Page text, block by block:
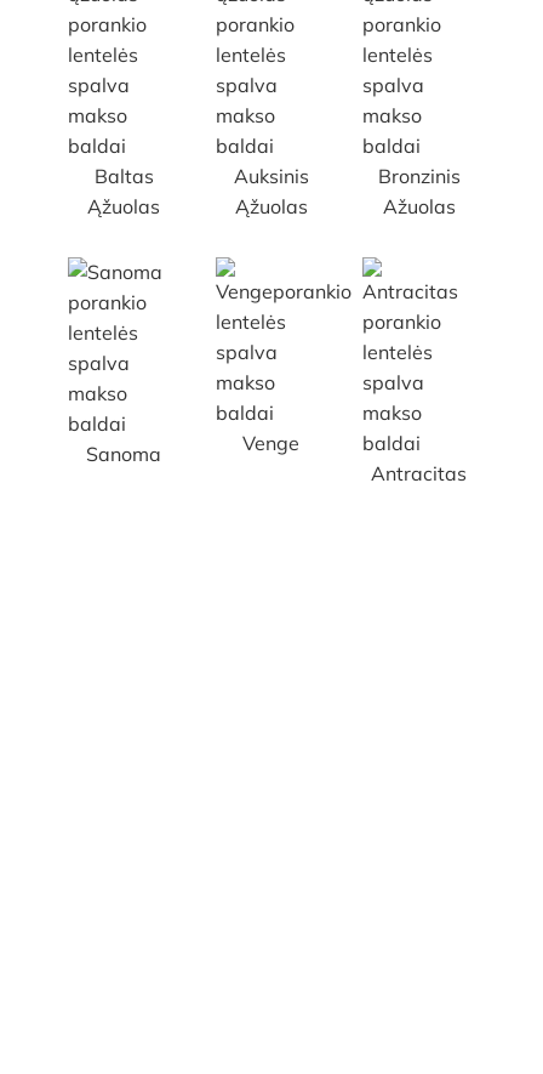
Baltas
Ąžuolas
Auksinis
Ąžuolas
Bronzinis
Ažuolas
Sanoma
Venge
Antracitas